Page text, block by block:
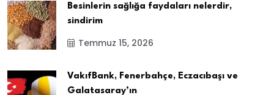
Besinlerin sağlığa faydaları nelerdir,
sindirim
Temmuz 15, 2026
VakıfBank, Fenerbahçe, Eczacıbaşı ve
Galatasaray’ın